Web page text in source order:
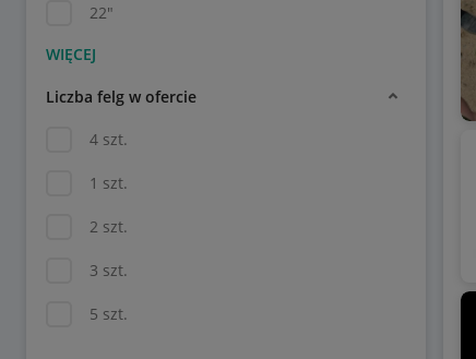
22"
Liczba felg w ofercie
4 szt.
1 szt.
2 szt.
3 szt.
5 szt.